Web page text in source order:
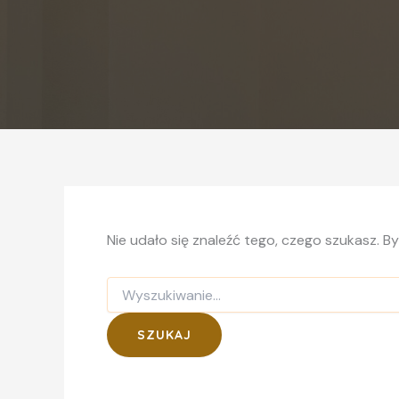
Nie udało się znaleźć tego, czego szukasz.
Szukaj
dla: